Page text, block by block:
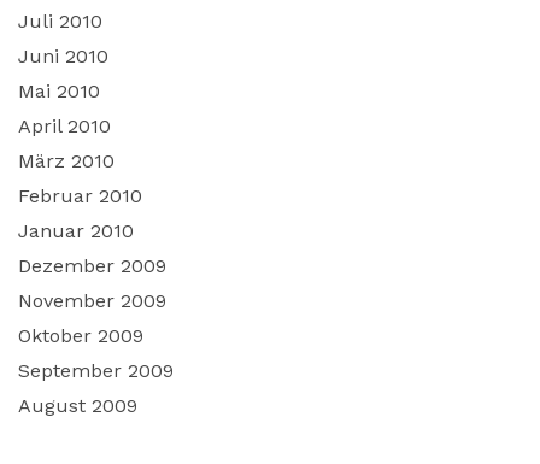
Juli 2010
Juni 2010
Mai 2010
April 2010
März 2010
Februar 2010
Januar 2010
Dezember 2009
November 2009
Oktober 2009
September 2009
August 2009